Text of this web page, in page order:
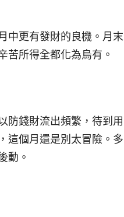
中更有發財的良機。月末
苦所得全都化為烏有。
防錢財流出頻繁，待到用
這個月還是別太冒險。多
動。